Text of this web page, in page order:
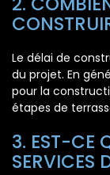
Le délai de
du projet. En
pour la
étapes de
3. EST-CE
SERVICES